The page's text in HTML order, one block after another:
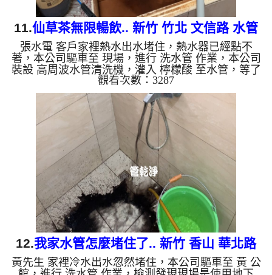
11.仙草茶無限暢飲.. 新竹 竹北 文信路 水管
清洗
張水電 客戶家裡熱水出水堵住，熱水器已經點不
著，本公司驅車至 現場，進行 洗水管 作業，本公司
裝設 高周波水管清洗機，灌入 檸檬酸 至水管，等了
約15分，開啟 水管清洗機 ，啟動 螺旋波 模式，不洗
水管不知道，一洗嚇一跳，根本是仙草茶，二個多小
時後，熱水出水量恢復正常了。 如是自來水，如水
管老化，會產生鐵鏽跟泥沙堆積，洗出來的水就會是
咖啡色，地下水含有氧化錳，管壁上會結成黑色管
垢，洗出來的水會跟石油一樣黑，有些洗出綠色的
水，是因為裡面有銅的物質，生鏽產生銅綠，如是藍
色的水，是因為水龍頭合金...
觀看次數：3287
12.我家水管怎麼堵住了.. 新竹 香山 華北路
清洗水管
黃先生 家裡冷水出水忽然堵住，本公司驅車至 黃 公